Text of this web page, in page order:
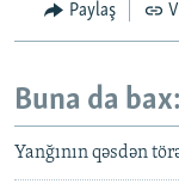
Paylaş
Buna da bax:
Yanğının qəsdən